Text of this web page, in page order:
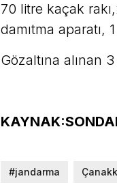
70 litre kaçak
damıtma aparatı,
Gözaltına alınan
#jandarma